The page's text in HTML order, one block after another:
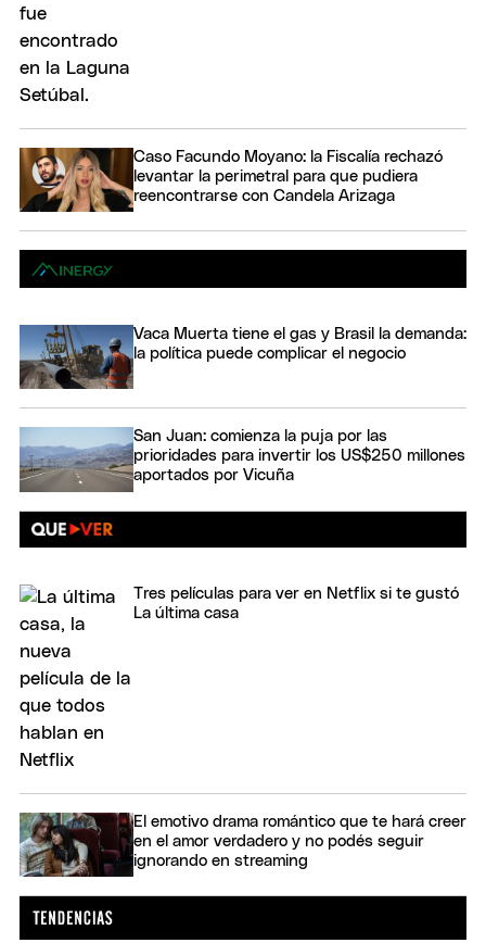
Caso Facundo Moyano: la Fiscalía rechazó
levantar la perimetral para que pudiera
reencontrarse con Candela Arizaga
Vaca Muerta tiene el gas y Brasil la demanda:
la política puede complicar el negocio
San Juan: comienza la puja por las
prioridades para invertir los US$250 millones
aportados por Vicuña
Tres películas para ver en Netflix si te gustó
La última casa
El emotivo drama romántico que te hará creer
en el amor verdadero y no podés seguir
ignorando en streaming